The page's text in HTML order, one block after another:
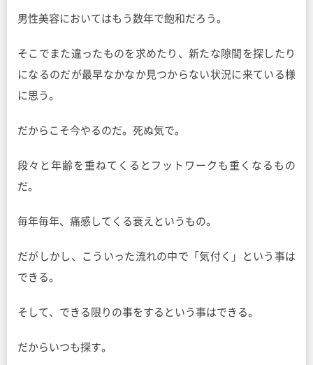
男性美容においてはもう数年で飽和だろう。
そこでまた違ったものを求めたり、新たな隙間を探したり
になるのだが最早なかなか見つからない状況に来ている様
に思う。
だからこそ今やるのだ。死ぬ気で。
段々と年齢を重ねてくるとフットワークも重くなるもの
だ。
毎年毎年、痛感してくる衰えというもの。
だがしかし、こういった流れの中で「気付く」という事は
できる。
そして、できる限りの事をするという事はできる。
だからいつも探す。